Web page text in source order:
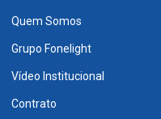
Quem Somos
Grupo Fonelight
Vídeo Institucional
Contrato